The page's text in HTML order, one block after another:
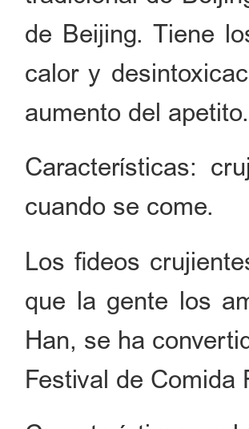
de Beijing. Tiene
calor y
aumento del apetito.
Características:
cuando se come.
Los fideos
que la gente los
Han, se ha
Festival de Comida